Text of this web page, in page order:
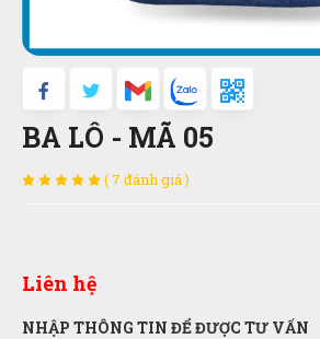
BA LÔ - MÃ 05
( 7 đánh giá )
Liên hệ
NHẬP THÔNG TIN ĐỂ ĐƯỢC TƯ VẤN